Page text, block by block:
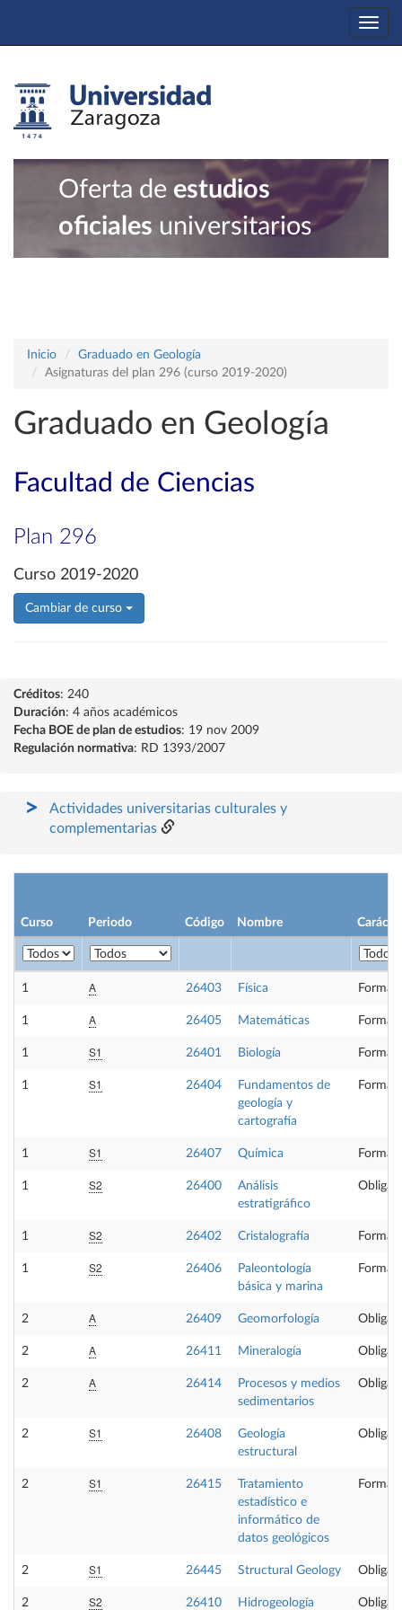
Oferta de estudios
oficiales universitarios
Inicio
Graduado en Geología
Asignaturas del plan 296 (curso 2019-2020)
Graduado en Geología
Facultad de Ciencias
Plan 296
Curso 2019-2020
Cambiar de curso
Créditos: 240
Duración: 4 años académicos
Fecha BOE de plan de estudios: 19 nov 2009
Regulación normativa: RD 1393/2007
Actividades universitarias culturales y
complementarias
Curso Periodo Código Nombre
1 A 26403 Física
1 A 26405 Matemáticas
1 S1 26401 Biología
1 S1 26404
Fundamentos de
geología y
cartografía
1 S1 26407 Química
1 S2 26400
Análisis
estratigráfico
1 S2 26402 Cristalografía
1 S2 26406
Paleontología
básica y marina
2 A 26409 Geomorfología
2 A 26411 Mineralogía
2 A 26414
Procesos y medios
sedimentarios
2 S1 26408
Geología
estructural
2 S1 26415
Tratamiento
estadístico e
informático de
datos geológicos
2 S1 26445 Structural Geology
2 S2 26410 Hidrogeología